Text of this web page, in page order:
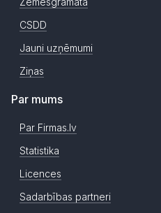
CSDD
Jauni uzņēmumi
Ziņas
Par mums
Par Firmas.lv
Statistika
Licences
Sadarbības partneri